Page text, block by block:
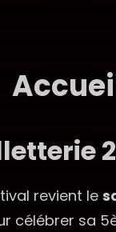
revient le
célébrer sa